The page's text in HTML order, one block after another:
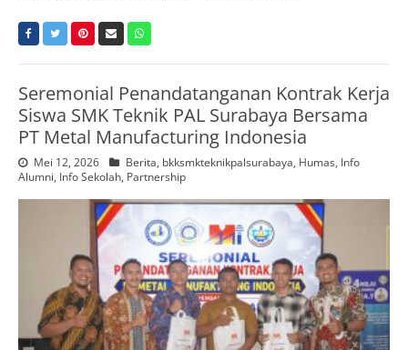
Seremonial Penandatanganan Kontrak Kerja
Siswa SMK Teknik PAL Surabaya Bersama
PT Metal Manufacturing Indonesia
Mei 12, 2026 Berita, bkksmkteknikpalsurabaya, Humas, Info
Alumni, Info Sekolah, Partnership